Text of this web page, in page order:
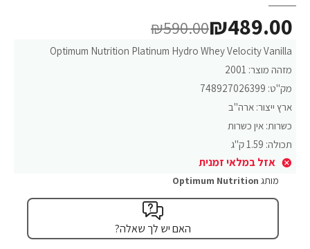
Optimum Nutrition Platinum Hydro Whey Velocity Vanilla
מזהה מוצר: 2001
מק"ט: 748927026399
ארץ ייצור: ארה"ב
כשרות: אין כשרות
תכולה: 1.59 ק"ג
אזל במלאי זמנית
₪489.00
₪590.00
מותג Optimum Nutrition
האם יש לך שאלה?